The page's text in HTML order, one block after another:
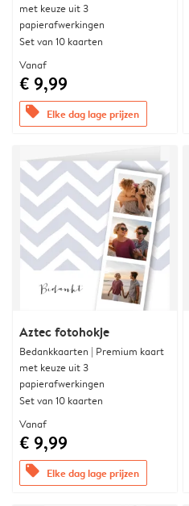
met keuze uit 3
papierafwerkingen
Set van 10 kaarten
Vanaf
€ 9,99
offers Elke dag lage prijzen
Aztec fotohokje
Bedankkaarten | Premium kaart
met keuze uit 3
papierafwerkingen
Set van 10 kaarten
Vanaf
€ 9,99
offers Elke dag lage prijzen